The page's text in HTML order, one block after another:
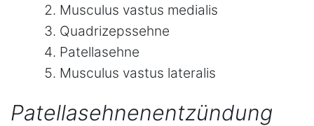
Musculus vastus medialis
Quadrizepssehne
Patellasehne
Musculus vastus lateralis
Patellasehnenentzündung